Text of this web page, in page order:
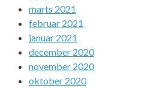
marts 2021
februar 2021
januar 2021
december 2020
november 2020
oktober 2020